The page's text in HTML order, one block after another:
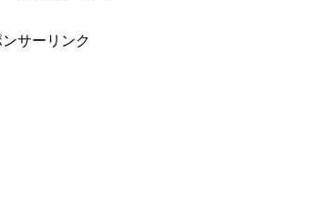
ンサーリンク